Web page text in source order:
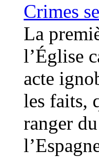
Crimes
La
l’Église
acte
les faits,
ranger